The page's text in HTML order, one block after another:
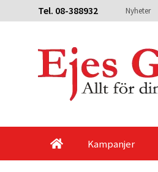
Tel. 08-388932 Nyheter
Kampanjer